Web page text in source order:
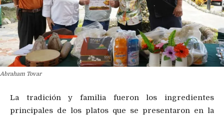
Abraham Tovar
La tradición y familia fueron los ingredientes
principales de los platos que se presentaron en la